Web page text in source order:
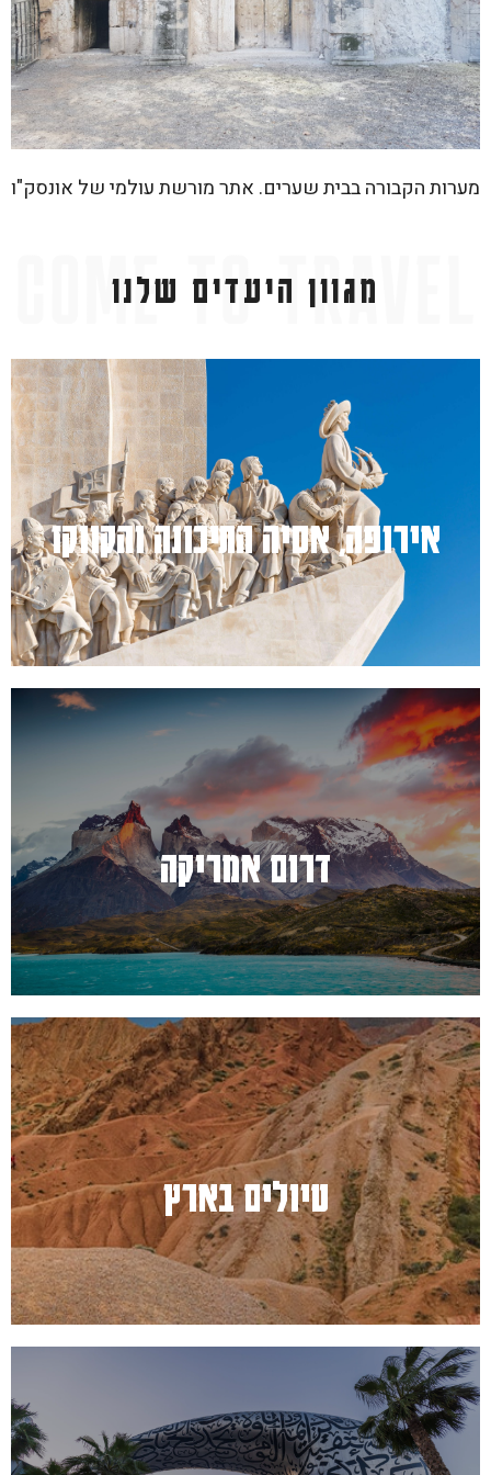
מערות הקבורה בבית שערים. אתר מורשת עולמי של אונסק"ו
מגוון היעדים שלנו
אירופה, אסיה התיכונה והקווקז
למעבר לחץ כאן
דרום אמריקה
למעבר לחץ כאן
טיולים בארץ
למעבר לחץ כאן